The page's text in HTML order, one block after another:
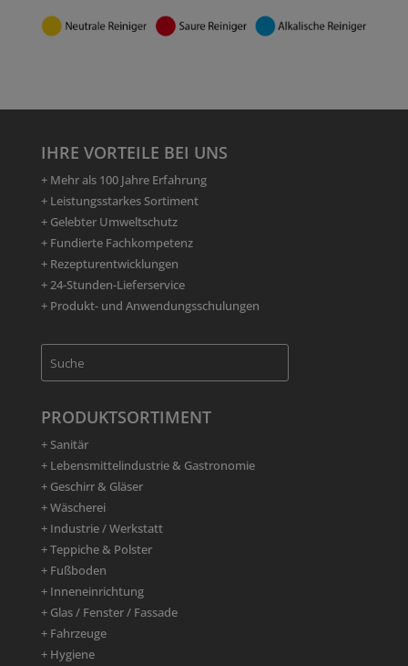
IHRE VORTEILE BEI UNS
+ Mehr als 100 Jahre Erfahrung
+ Leistungsstarkes Sortiment
+ Gelebter Umweltschutz
+ Fundierte Fachkompetenz
+ Rezepturentwicklungen
+ 24-Stunden-Lieferservice
+ Produkt- und Anwendungsschulungen
PRODUKTSORTIMENT
+ Sanitär
+ Lebensmittelindustrie & Gastronomie
+ Geschirr & Gläser
+ Wäscherei
+ Industrie / Werkstatt
+ Teppiche & Polster
+ Fußboden
+ Inneneinrichtung
+ Glas / Fenster / Fassade
+ Fahrzeuge
+ Hygiene